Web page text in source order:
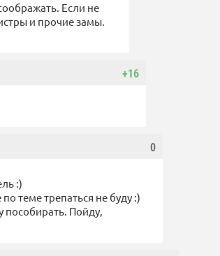
Если не
и прочие замы.
+16
0
:)
теме трепаться не буду :)
пособирать. Пойду,